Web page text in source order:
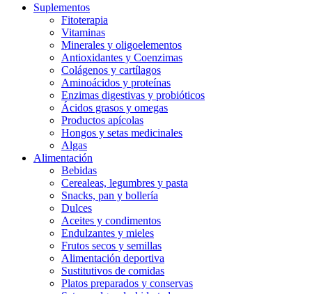
Suplementos
Fitoterapia
Vitaminas
Minerales y oligoelementos
Antioxidantes y Coenzimas
Colágenos y cartílagos
Aminoácidos y proteínas
Enzimas digestivas y probióticos
Ácidos grasos y omegas
Productos apícolas
Hongos y setas medicinales
Algas
Alimentación
Bebidas
Cerealeas, legumbres y pasta
Snacks, pan y bollería
Dulces
Aceites y condimentos
Endulzantes y mieles
Frutos secos y semillas
Alimentación deportiva
Sustitutivos de comidas
Platos preparados y conservas